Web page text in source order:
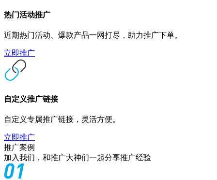
热门活动推广
近期热门活动、爆款产品一网打尽，助力推广下单。
立即推广
自定义推广链接
自定义专属推广链接，灵活方便。
立即推广
推广案例
加入我们，和推广大神们一起分享推广经验